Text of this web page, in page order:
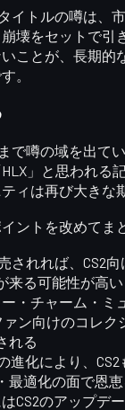
イトルの噂は、
壊をセットで引
ことが、長期的
。
で噂の域を出て
」と思われる
ィは再び大きな
ントを改めてま
されれば、 CS2
来る可能性が高い
・チャーム・ミ
ァン向けのコレク
れる
進化により、CS2
最適化の面で恩
CS2のアップデ